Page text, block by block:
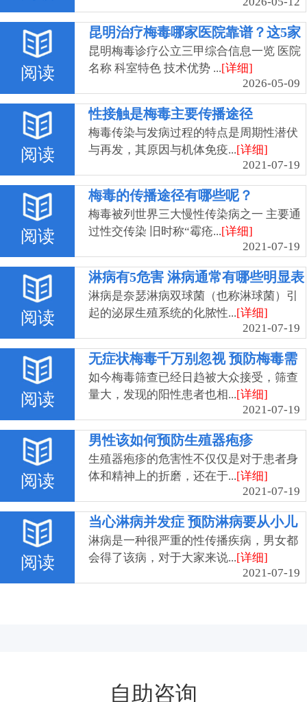
阅读
昆明治疗梅毒哪家医院靠谱？这5家
三甲医院排名及真实口碑公布！
昆明梅毒诊疗公立三甲综合信息一览 医院
名称 科室特色 技术优势 ...[详细]
2026-05-09
阅读
性接触是梅毒主要传播途径
梅毒传染与发病过程的特点是周期性潜伏
与再发，其原因与机体免疫...[详细]
2021-07-19
阅读
梅毒的传播途径有哪些呢？
梅毒被列世界三大慢性传染病之一 主要通
过性交传染 旧时称“霉疮...[详细]
2021-07-19
阅读
淋病有5危害 淋病通常有哪些明显表
现
淋病是奈瑟淋病双球菌（也称淋球菌）引
起的泌尿生殖系统的化脓性...[详细]
2021-07-19
阅读
无症状梅毒千万别忽视 预防梅毒需
要注意5个要点
如今梅毒筛查已经日趋被大众接受，筛查
量大，发现的阳性患者也相...[详细]
2021-07-19
阅读
男性该如何预防生殖器疱疹
生殖器疱疹的危害性不仅仅是对于患者身
体和精神上的折磨，还在于...[详细]
2021-07-19
阅读
当心淋病并发症 预防淋病要从小儿
抓起
淋病是一种很严重的性传播疾病，男女都
会得了该病，对于大家来说...[详细]
2021-07-19
自助咨询